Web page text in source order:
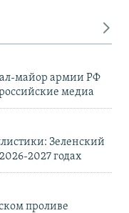
майор армии РФ
медиа
Зеленский
2027 годах
проливе